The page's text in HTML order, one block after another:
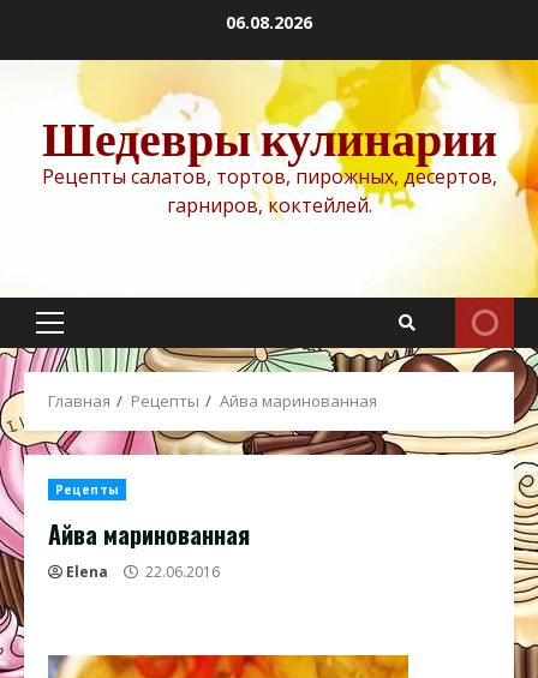
содержимому
06.08.2026
Шедевры кулинарии
Рецепты салатов, тортов, пирожных, десертов,
гарниров, коктейлей.
Основное
меню
Главная Рецепты Айва маринованная
Рецепты
Айва маринованная
Elena 22.06.2016